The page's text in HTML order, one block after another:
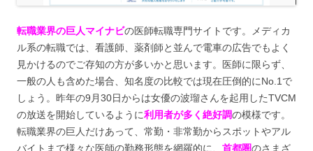
転職業界の巨人マイナビの医師転職専門サイトです。メディカ
ル系の転職では、看護師、薬剤師と並んで電車の広告でもよく
見かけるのでご存知の方が多いかと思います。医師に限らず、
一般の人も含めた場合、知名度の比較では現在圧倒的にNo.1で
しょう。昨年の9月30日からは女優の波瑠さんを起用したTVCM
の放送を開始しているように利用者が多く絶好調の模様です。
転職業界の巨人だけあって、常勤・非常勤からスポットやアル
バイトまで様々な医師の勤務形態を網羅的に、 首都圏のさまざ